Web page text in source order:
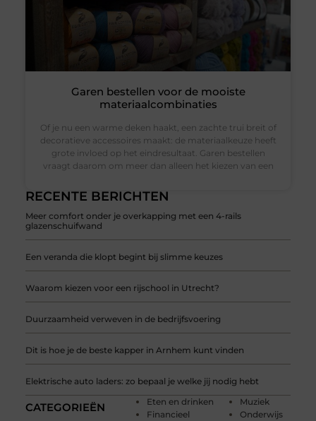
RECENTE BERICHTEN
Meer comfort onder je overkapping met een 4-rails
glazenschuifwand
Een veranda die klopt begint bij slimme keuzes
Waarom kiezen voor een rijschool in Utrecht?
Duurzaamheid verweven in de bedrijfsvoering
Dit is hoe je de beste kapper in Arnhem kunt vinden
Elektrische auto laders: zo bepaal je welke jij nodig hebt
CATEGORIEËN
Eten en drinken
Financieel
Muziek
Onderwijs
Garen bestellen voor de mooiste
materiaalcombinaties
Of je nu een warme deken haakt, een zachte trui breit of
decoratieve accessoires maakt: de materiaalkeuze heeft
grote invloed op het eindresultaat. Garen bestellen
vraagt daarom om meer dan alleen het kiezen van een